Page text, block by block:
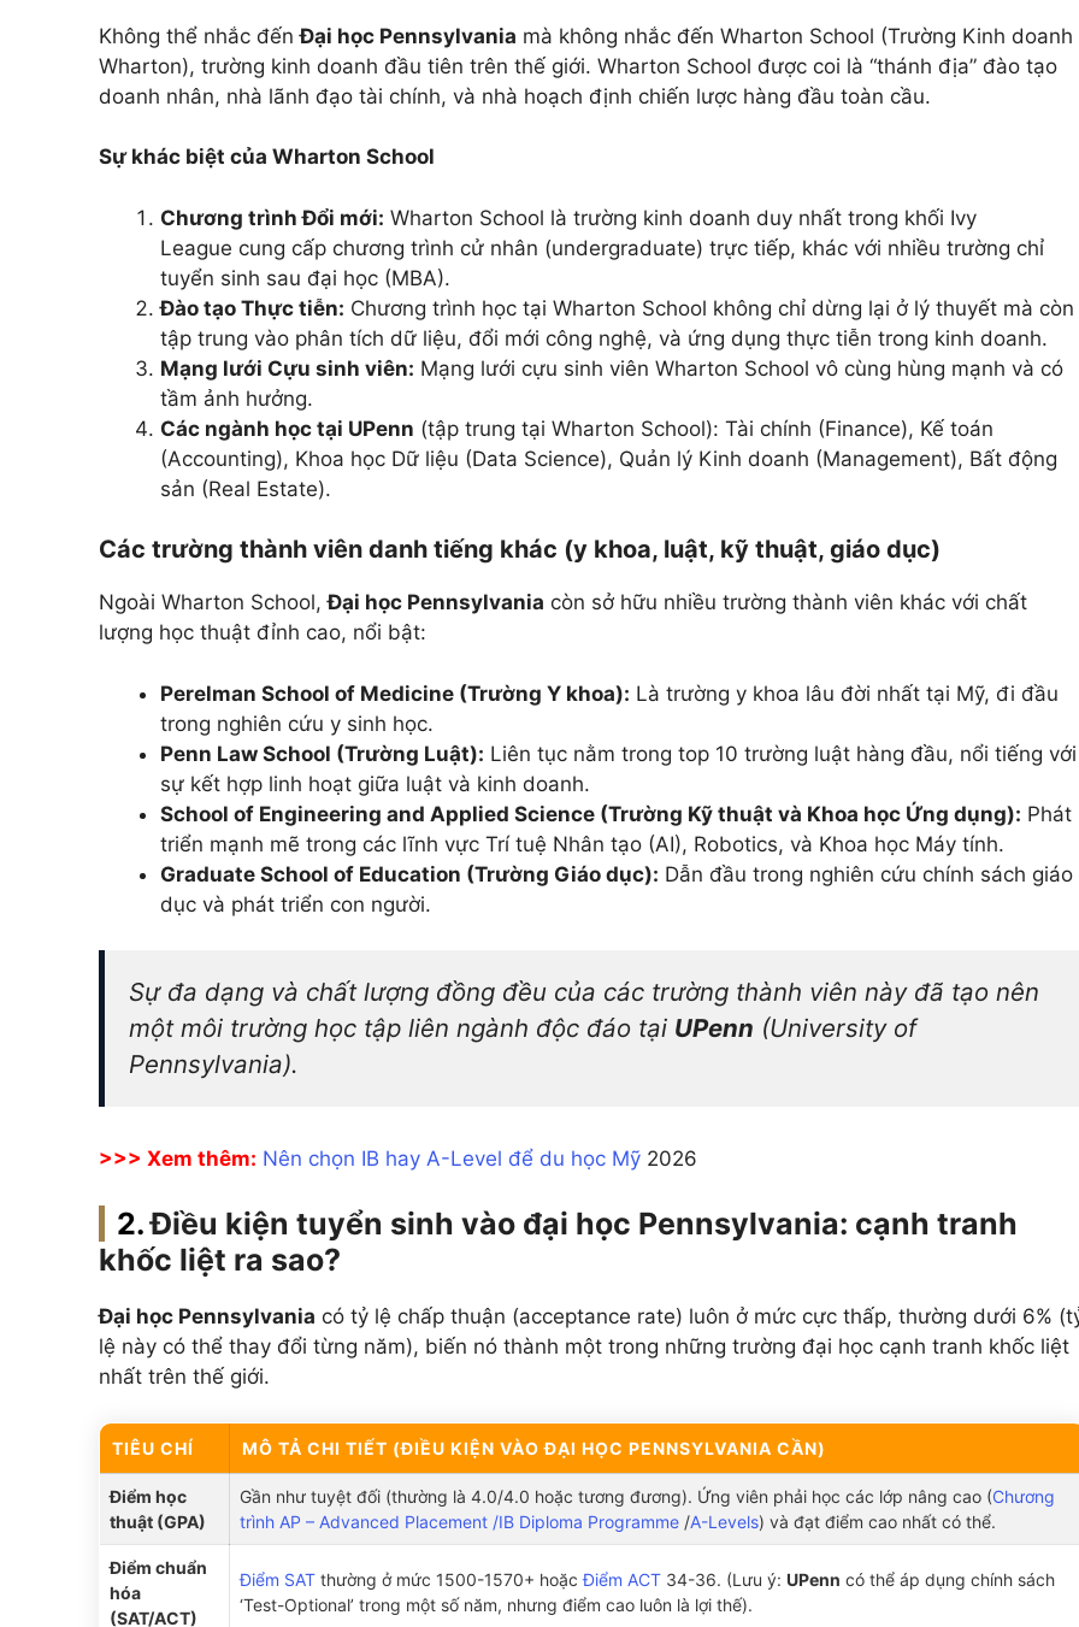
Không thể nhắc đếnĐại học Pennsylvania mà không nhắc đến Wharton School (Trường Kinh doanh
Wharton), trường kinh doanh đầu tiên trên thế giới. Wharton School được coi là “thánh địa” đào tạo
doanh nhân, nhà lãnh đạo tài chính, và nhà hoạch định chiến lược hàng đầu toàn cầu.
Sự khác biệt của Wharton School
Chương trình Đổi mới: Wharton School là trường kinh doanh duy nhất trong khối Ivy
League cung cấp chương trình cử nhân (undergraduate) trực tiếp, khác với nhiều trường chỉ
tuyển sinh sau đại học (MBA).
Đào tạo Thực tiễn: Chương trình học tại Wharton School không chỉ dừng lại ở lý thuyết mà còn
tập trung vào phân tích dữ liệu, đổi mới công nghệ, và ứng dụng thực tiễn trong kinh doanh.
Mạng lưới Cựu sinh viên: Mạng lưới cựu sinh viên Wharton School vô cùng hùng mạnh và có
tầm ảnh hưởng.
Các ngành học tại UPenn (tập trung tại Wharton School): Tài chính (Finance), Kế toán
(Accounting), Khoa học Dữ liệu (Data Science), Quản lý Kinh doanh (Management), Bất động
sản (Real Estate).
Các trường thành viên danh tiếng khác (y khoa, luật, kỹ thuật, giáo dục)
Ngoài Wharton School,Đại học Pennsylvania còn sở hữu nhiều trường thành viên khác với chất
lượng học thuật đỉnh cao, nổi bật:
Perelman School of Medicine (Trường Y khoa): Là trường y khoa lâu đời nhất tại Mỹ, đi đầu
trong nghiên cứu y sinh học.
Penn Law School (Trường Luật): Liên tục nằm trong top 10 trường luật hàng đầu, nổi tiếng với
sự kết hợp linh hoạt giữa luật và kinh doanh.
School of Engineering and Applied Science (Trường Kỹ thuật và Khoa học Ứng dụng): Phát
triển mạnh mẽ trong các lĩnh vực Trí tuệ Nhân tạo (AI), Robotics, và Khoa học Máy tính.
Graduate School of Education (Trường Giáo dục): Dẫn đầu trong nghiên cứu chính sách giáo
dục và phát triển con người.
Sự đa dạng và chất lượng đồng đều của các trường thành viên này đã tạo nên
một môi trường học tập liên ngành độc đáo tại UPenn (University of
Pennsylvania).
>>> Xem thêm: Nên chọn IB hay A-Level để du học Mỹ 2026
Điều kiện tuyển sinh vào đại học Pennsylvania: cạnh tranh
khốc liệt ra sao?
Đại học Pennsylvania có tỷ lệ chấp thuận (acceptance rate) luôn ở mức cực thấp, thường dưới 6%
lệ này có thể thay đổi từng năm), biến nó thành một trong những trường đại học cạnh tranh khốc liệt
nhất trên thế giới.
TIÊU CHÍ MÔ TẢ CHI TIẾT (ĐIỀU KIỆN VÀO ĐẠI HỌC PENNSYLVANIA CẦN)
Điểm học
thuật (GPA)
Gần như tuyệt đối (thường là 4.0/4.0 hoặc tương đương). Ứng viên phải học các lớp nâng cao (Chương
trình AP – Advanced Placement /IB Diploma Programme /A-Levels) và đạt điểm cao nhất có thể.
Điểm chuẩn
hóa
(SAT/ACT)
Điểm SAT thường ở mức 1500-1570+ hoặc Điểm ACT 34-36. (Lưu ý: UPenn có thể áp dụng chính sách
‘Test-Optional’ trong một số năm, nhưng điểm cao luôn là lợi thế).